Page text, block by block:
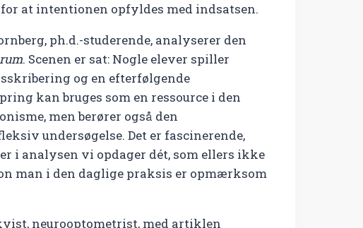
at intentionen opfyldes med indsatsen.
ph.d.-studerende, analyserer den
. Scenen er sat: Nogle elever spiller
og en efterfølgende
kan bruges som en ressource i den
men berører også den
undersøgelse. Det er fascinerende,
i analysen vi opdager dét, som ellers ikke
man i den daglige praksis er opmærksom
neurooptometrist, med artiklen